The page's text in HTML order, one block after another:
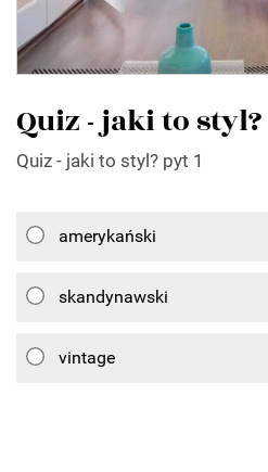
Quiz - jaki to styl?
Quiz - jaki to styl? pyt 1
amerykański
skandynawski
vintage